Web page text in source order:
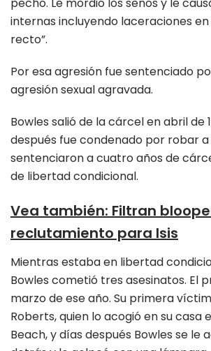
pecho. Le mordió los senos y le
internas incluyendo laceraciones en
recto”.
Por esa agresión fue sentenciado
agresión sexual agravada.
Bowles salió de la cárcel en abril de
después fue condenado por robar a
sentenciaron a cuatro años de
de libertad condicional.
Vea también: Filtran
reclutamiento para Isis
Mientras estaba en libertad
Bowles cometió tres asesinatos. El
marzo de ese año. Su primera
Roberts, quien lo acogió en su casa
Beach, y días después Bowles se le